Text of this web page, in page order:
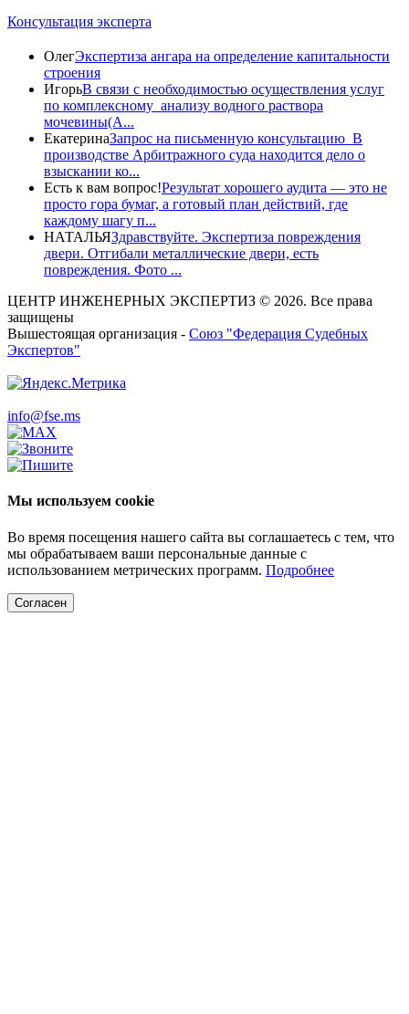
Консультация эксперта
ОлегЭкспертиза ангара на определение капитальности
строения
ИгорьВ связи с необходимостью осуществления услуг
по комплексному анализу водного раствора
мочевины(A...
ЕкатеринаЗапрос на письменную консультацию В
производстве Арбитражного суда находится дело о
взыскании ко...
Есть к вам вопрос!Результат хорошего аудита — это не
просто гора бумаг, а готовый план действий, где
каждому шагу п...
НАТАЛЬЯЗдравствуйте. Экспертиза повреждения
двери. Отгибали металлические двери, есть
повреждения. Фото ...
ЦЕНТР ИНЖЕНЕРНЫХ ЭКСПЕРТИЗ © 2026. Все права
защищены
Вышестоящая организация - Союз "Федерация Судебных
Экспертов"
info@fse.ms
Мы используем cookie
Во время посещения нашего сайта вы соглашаетесь с тем, что
мы обрабатываем ваши персональные данные с
использованием метрических программ. Подробнее
Согласен